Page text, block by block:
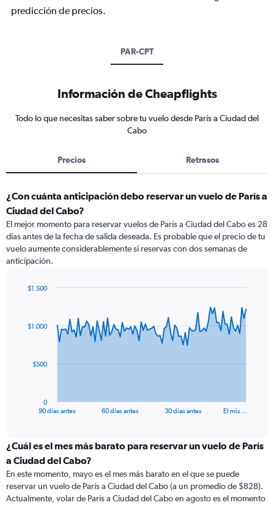
predicción de precios.
PAR-CPT
Información de Cheapflights
Todo lo que necesitas saber sobre tu vuelo desde París a Ciudad del
Cabo
Precios Retrasos
¿Con cuánta anticipación debo reservar un vuelo de París a
Ciudad del Cabo?
El mejor momento para reservar vuelos de París a Ciudad del Cabo es 28
días antes de la fecha de salida deseada. Es probable que el precio de tu
vuelo aumente considerablemente si reservas con dos semanas de
anticipación.
data
The
categories.
Range:
categories.
The
90 días antes 60 días antes 30 días antes El mis…
0
$500
$1.000
$1.500
¿Cuál es el mes más barato para reservar un vuelo de París
a Ciudad del Cabo?
En este momento, mayo es el mes más barato en el que se puede
reservar un vuelo de París a Ciudad del Cabo (a un promedio de $828).
Actualmente, volar de París a Ciudad del Cabo en agosto es el momento